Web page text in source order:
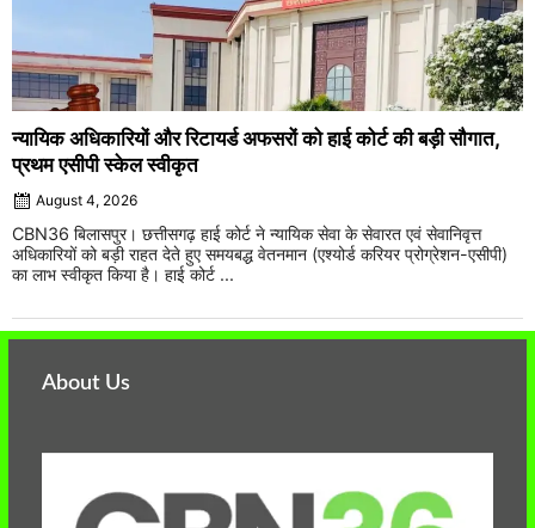
न्यायिक अधिकारियों और रिटायर्ड अफसरों को हाई कोर्ट की बड़ी सौगात,
प्रथम एसीपी स्केल स्वीकृत
August 4, 2026
CBN36 बिलासपुर। छत्तीसगढ़ हाई कोर्ट ने न्यायिक सेवा के सेवारत एवं सेवानिवृत्त
अधिकारियों को बड़ी राहत देते हुए समयबद्ध वेतनमान (एश्योर्ड करियर प्रोग्रेशन-एसीपी)
का लाभ स्वीकृत किया है। हाई कोर्ट ...
About Us